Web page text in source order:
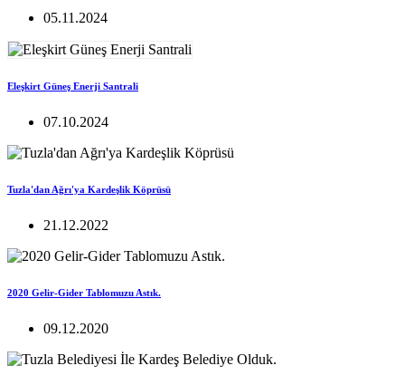
05.11.2024
Eleşkirt Güneş Enerji Santrali
07.10.2024
Tuzla'dan Ağrı'ya Kardeşlik Köprüsü
21.12.2022
2020 Gelir-Gider Tablomuzu Astık.
09.12.2020